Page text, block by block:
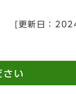
[更新日：
さい